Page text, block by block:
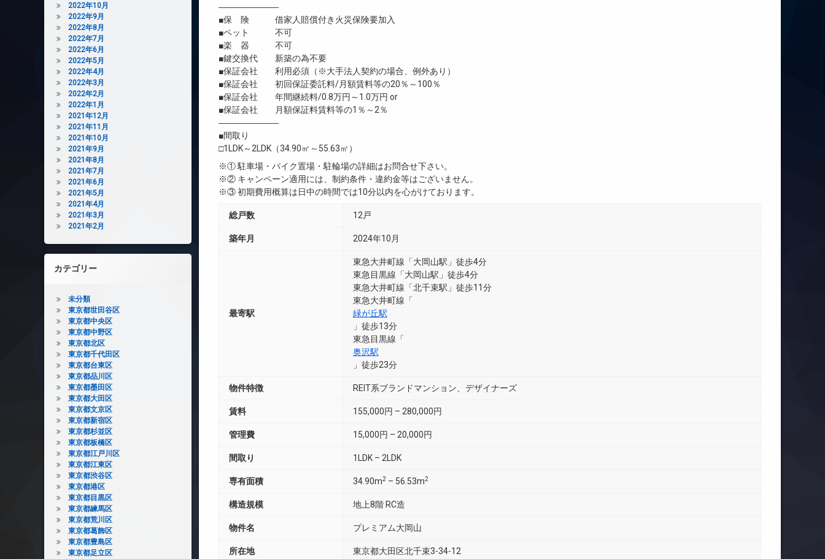
―――――――
■保 険 借家人賠償付き火災保険要加入
■ペット 不可
■楽 器 不可
■鍵交換代 新築の為不要
■保証会社 利用必須（※大手法人契約の場合、例外あり）
■保証会社 初回保証委託料/月額賃料等の20％～100％
■保証会社 年間継続料/0.8万円～1.0万円 or
■保証会社 月額保証料賃料等の1％～2％
―――――――
■間取り
□1LDK～2LDK（34.90㎡～55.63㎡）
※① 駐車場・バイク置場・駐輪場の詳細はお問合せ下さい。
※② キャンペーン適用には、制約条件・違約金等はございません。
※③ 初期費用概算は日中の時間では10分以内を心がけております。
総戸数 12戸
築年月 2024年10月
最寄駅
東急大井町線「大岡山駅」徒歩4分
東急目黒線「大岡山駅」徒歩4分
東急大井町線「北千束駅」徒歩11分
東急大井町線「
緑が丘駅
」徒歩13分
東急目黒線「
奥沢駅
」徒歩23分
物件特徴 REIT系ブランドマンション、デザイナーズ
賃料 155,000円 – 280,000円
管理費 15,000円 – 20,000円
間取り 1LDK – 2LDK
専有面積 34.90m2 – 56.53m2
構造規模 地上8階 RC造
物件名 プレミアム大岡山
所在地 東京都大田区北千束3-34-12
2022年10月
2022年9月
2022年8月
2022年7月
2022年6月
2022年5月
2022年4月
2022年3月
2022年2月
2022年1月
2021年12月
2021年11月
2021年10月
2021年9月
2021年8月
2021年7月
2021年6月
2021年5月
2021年4月
2021年3月
2021年2月
カテゴリー
未分類
東京都世田谷区
東京都中央区
東京都中野区
東京都北区
東京都千代田区
東京都台東区
東京都品川区
東京都墨田区
東京都大田区
東京都文京区
東京都新宿区
東京都杉並区
東京都板橋区
東京都江戸川区
東京都江東区
東京都渋谷区
東京都港区
東京都目黒区
東京都練馬区
東京都荒川区
東京都葛飾区
東京都豊島区
東京都足立区